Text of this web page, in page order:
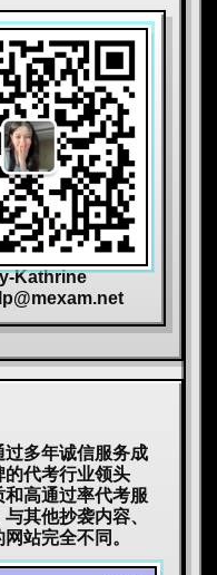
考，TOPIK代考，小托福代考
Kathrine
过多年诚信服务成
的代考行业领头
高通过率代考服
其他抄袭内容、
站完全不同。